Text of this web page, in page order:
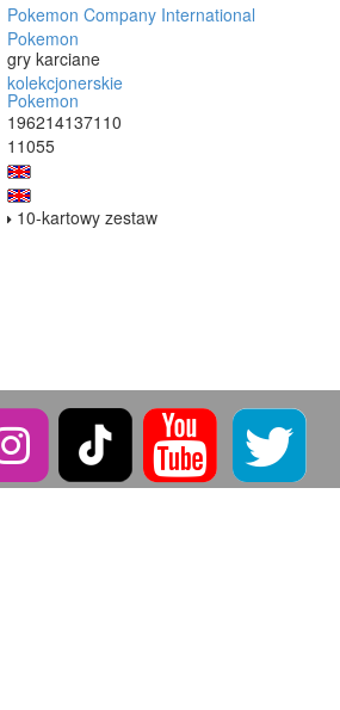
Pokemon Company International
Pokemon
gry karciane
kolekcjonerskie
Pokemon
196214137110
11055
10-kartowy zestaw